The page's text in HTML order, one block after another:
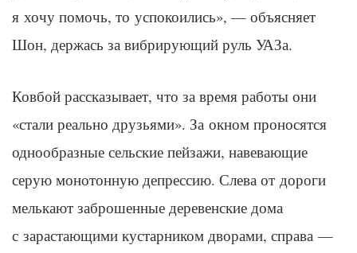
я хочу помочь, то успокоились», — объясняет
Шон, держась за вибрирующий руль УАЗа.
Ковбой рассказывает, что за время работы они
«стали реально друзьями». За окном проносятся
однообразные сельские пейзажи, навевающие
серую монотонную депрессию. Слева от дороги
мелькают заброшенные деревенские дома
с зарастающими кустарником дворами, справа —